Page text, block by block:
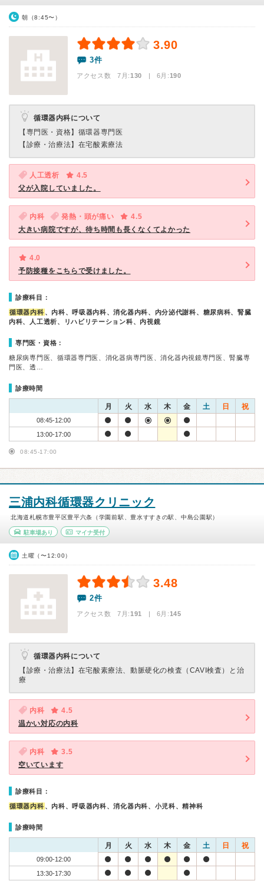
朝（8:45〜）
3.90
3件
アクセス数 7月:130 | 6月:190
循環器内科について
【専門医・資格】 循環器専門医
【診療・治療法】 在宅酸素療法
人工透析
4.5
父が入院していました。
内科 発熱・頭が痛い
4.5
大きい病院ですが、待ち時間も長くなくてよかった
4.0
予防接種をこちらで受けました。
診療科目：
循環器内科 、内科、呼吸器内科、消化器内科、内分泌代謝科、糖尿病科、腎臓
内科、人工透析、リハビリテーション科、内視鏡
専門医・資格：
糖尿病専門医、循環器専門医、消化器病専門医、消化器内視鏡専門医、腎臓専
門医、透…
診療時間
月 火 水 木 金 土 日 祝
08:45-12:00
13:00-17:00
08:45-17:00
三浦内科循環器クリニック
北海道札幌市豊平区豊平六条（学園前駅、豊水すすきの駅、中島公園駅）
駐車場あり マイナ受付
土曜（〜12:00）
3.48
2件
アクセス数 7月:191 | 6月:145
循環器内科について
【診療・治療法】 在宅酸素療法、動脈硬化の検査（CAVI検査）と治
療
内科
4.5
温かい対応の内科
内科
3.5
空いています
診療科目：
循環器内科 、内科、呼吸器内科、消化器内科、小児科、精神科
診療時間
月 火 水 木 金 土 日 祝
09:00-12:00
13:30-17:30